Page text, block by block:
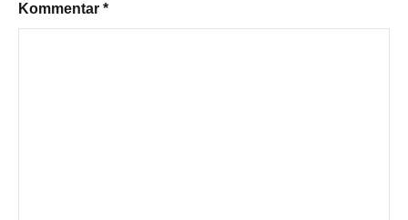
Kommentar *